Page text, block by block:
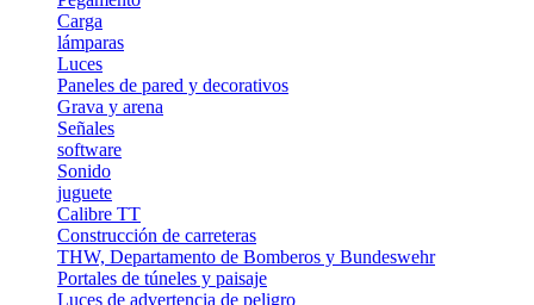
Carga
lámparas
Luces
Paneles de pared y decorativos
Grava y arena
Señales
software
Sonido
juguete
Calibre TT
Construcción de carreteras
THW, Departamento de Bomberos y Bundeswehr
Portales de túneles y paisaje
Luces de advertencia de peligro